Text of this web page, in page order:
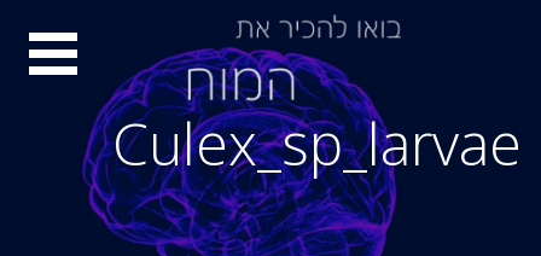
Culex_sp_larvae